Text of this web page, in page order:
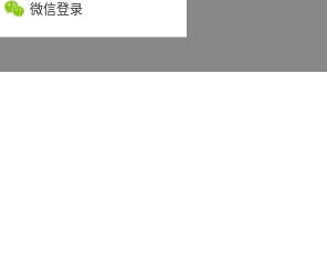
微信登录